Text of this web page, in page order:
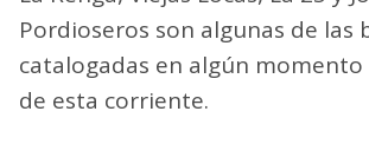
Pordioseros son algunas de las
catalogadas en algún
de esta corriente.